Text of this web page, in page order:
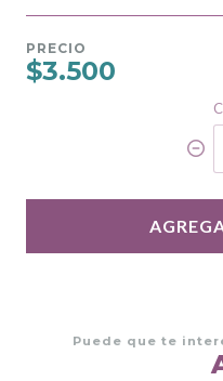
PRECIO
$3.500
Puede que te